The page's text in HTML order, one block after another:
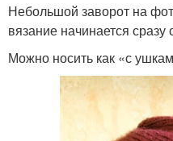
Небольшой заворот на
вязание начинается сразу
Можно носить как «с